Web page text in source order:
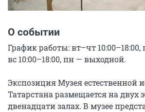
О событии
График работы: вт–чт 10:00–18:00,
вс 10:00–18:00, пн — выходной.
Экспозиция Музея естественной
Татарстана размещается на двух
двенадцати залах. В музее